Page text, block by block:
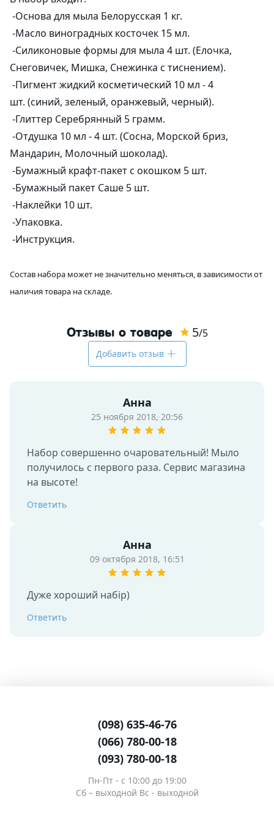
Для губ
Антиполюшн - защита в городе
После бритья
Со-Эмульгаторы
Гелеобразователи
Экстракты
Жидкие экстракты (ВСГ)
Масляные экстракты
СО2 экстракты
Кислоты
Пилинги
Регуляторы кислотности
Силиконы и эмоленты
УФ-защита
УФ-фильтры
Для загара
После загара
Дезодоранты
Другие компоненты
Активные комплексы
Формы пластиковые для шоколада
Корзинки из шпона
Наполнитель
Бирки
Наклейки
Вакуумные флаконы
Тубы для косметики
Алюминиевая тара
Стеклянная тара
Различная тара
Тара для декоративной косметики
Ангелочки
Новый Год и зима
Медведи
Сердца
Тачки
Пасха
Наборы
Водорастворимая бумага
Альгинатные маски
-Основа для мыла Белорусская 1 кг.
-Масло виноградных косточек 15 мл.
-Силиконовые формы для мыла 4 шт. (Елочка,
Снеговичек, Мишка, Снежинка с тиснением).
-Пигмент жидкий косметический 10 мл - 4
шт. (синий, зеленый, оранжевый, черный).
-Глиттер Серебрянный 5 грамм.
-Отдушка 10 мл - 4 шт. (Сосна, Морской бриз,
Мандарин, Молочный шоколад).
-Бумажный крафт-пакет с окошком 5 шт.
-Бумажный пакет Саше 5 шт.
-Наклейки 10 шт.
-Упаковка.
-Инструкция.
Состав набора может не значительно меняться, в зависимости от
наличия товара на складе.
Отзывы о товаре 5/5
Добавить отзыв
Анна
25 ноября 2018, 20:56
Набор совершенно очаровательный! Мыло
получилось с первого раза. Сервис магазина
на высоте!
Ответить
Анна
09 октября 2018, 16:51
Дуже хороший набір)
Ответить
(098) 635-46-76
(066) 780-00-18
(093) 780-00-18
Пн-Пт - c 10:00 до 19:00
Сб – выходной Вс - выходной